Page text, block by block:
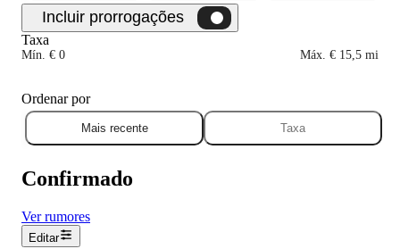
Taxa
Mín. € 0 Máx. € 15,5 mi
Ordenar por
Mais recente Taxa
Confirmado
Ver rumores
Editar